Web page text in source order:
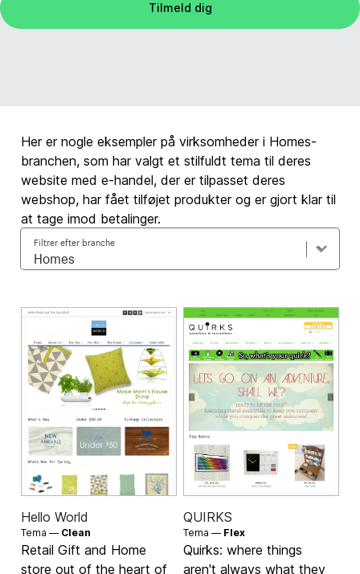
Tilmeld dig
Her er nogle eksempler på virksomheder i Homes-
branchen, som har valgt et stilfuldt tema til deres
website med e-handel, der er tilpasset deres
webshop, har fået tilføjet produkter og er gjort klar til
at tage imod betalinger.
Filtrer efter branche
Hello World
Tema — Clean
Retail Gift and Home
store out of the heart of
QUIRKS
Tema — Flex
Quirks: where things
aren't always what they